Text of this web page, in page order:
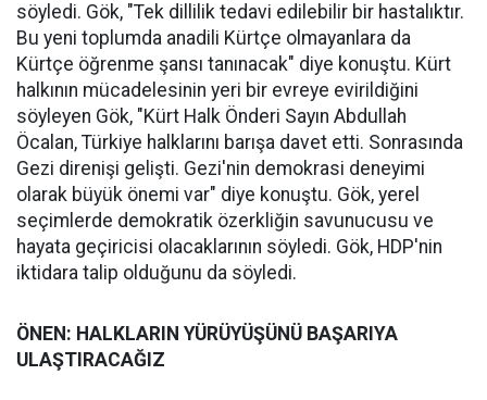
söyledi. Gök, "Tek dillilik tedavi edilebilir bir hastalıktır.
Bu yeni toplumda anadili Kürtçe olmayanlara da
Kürtçe öğrenme şansı tanınacak" diye konuştu. Kürt
halkının mücadelesinin yeri bir evreye evirildiğini
söyleyen Gök, "Kürt Halk Önderi Sayın Abdullah
Öcalan, Türkiye halklarını barışa davet etti. Sonrasında
Gezi direnişi gelişti. Gezi'nin demokrasi deneyimi
olarak büyük önemi var" diye konuştu. Gök, yerel
seçimlerde demokratik özerkliğin savunucusu ve
hayata geçiricisi olacaklarının söyledi. Gök, HDP'nin
iktidara talip olduğunu da söyledi.
ÖNEN: HALKLARIN YÜRÜYÜŞÜNÜ BAŞARIYA
ULAŞTIRACAĞIZ